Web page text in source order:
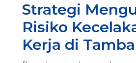
Strategi
Risiko
Kerja di